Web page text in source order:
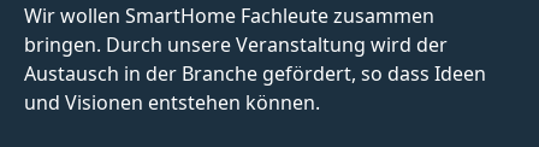
Wir wollen SmartHome Fachleute zusammen
bringen. Durch unsere Veranstaltung wird der
Austausch in der Branche gefördert, so dass Ideen
und Visionen entstehen können.